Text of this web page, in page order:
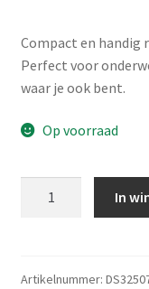
Compact en handig
Perfect voor
waar je ook bent.
Op voorraad
pincet
In
Artikelnummer: